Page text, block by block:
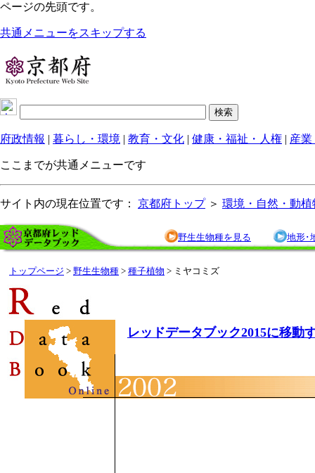
ページの先頭です。
共通メニューをスキップする
府政情報 | 暮らし・環境 | 教育・文化 | 健康・福祉・人権 | 産業
ここまでが共通メニューです
サイト内の現在位置です： 京都府トップ＞ 環境・自然・動植
野生生物種を見る 地形･
トップページ > 野生生物種 > 種子植物 > ミヤコミズ
レッドデータブック2015に移動